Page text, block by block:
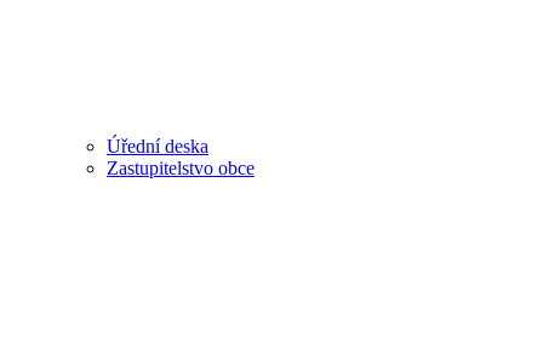
Úřední deska
Zastupitelstvo obce